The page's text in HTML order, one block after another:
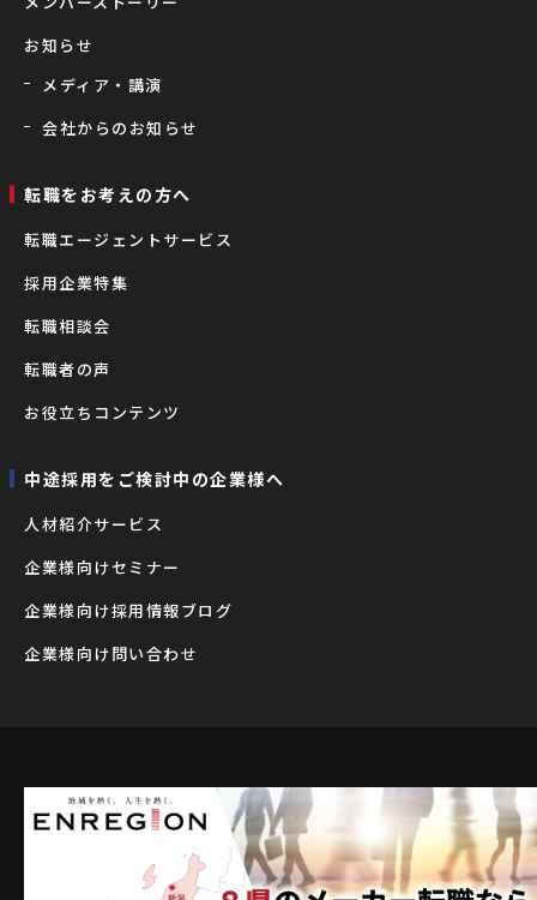
お知らせ
メディア・講演
会社からのお知らせ
転職をお考えの⽅へ
転職エージェントサービス
採用企業特集
転職相談会
転職者の声
お役立ちコンテンツ
中途採用をご検討中の企業様へ
⼈材紹介サービス
企業様向けセミナー
企業様向け採用情報ブログ
企業様向け問い合わせ